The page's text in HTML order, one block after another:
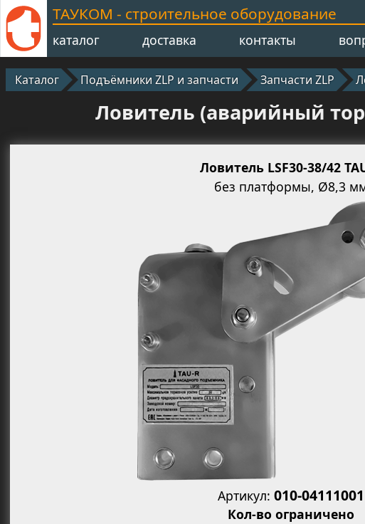
ТАУКОМ - строительное оборудование
каталог доставка контакты
Каталог Подъёмники ZLP и запчасти Запчасти ZLP
Ловитель (аварийный
Ловитель LSF30-38/42
без платформы, Ø8,3
Артикул: 010-04111001
Кол-во ограничено